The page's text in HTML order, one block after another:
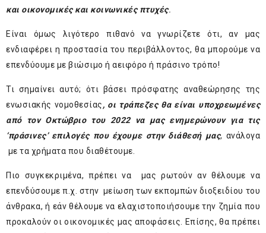
και οικονομικές και κοινωνικές πτυχές.
Είναι όμως λιγότερο πιθανό να γνωρίζετε ότι, αν μας
ενδιαφέρει η προστασία του περιβάλλοντος, θα μπορούμε να
επενδύουμε με βιώσιμο ή αειφόρο ή πράσινο τρόπο!
Τι σημαίνει αυτό; ότι βάσει πρόσφατης αναθεώρησης της
ενωσιακής νομοθεσίας, οι τράπεζες θα είναι υποχρεωμένες
από τον Οκτώβριο του 2022 να μας ενημερώνουν για τις
‘πράσινες’ επιλογές που έχουμε στην διάθεσή μας, ανάλογα
με τα χρήματα που διαθέτουμε.
Πιο συγκεκριμένα, πρέπει να μας ρωτούν αν θέλουμε να
επενδύσουμε π.χ. στην μείωση των εκπομπών διοξειδίου του
άνθρακα, ή εάν θέλουμε να ελαχιστοποιήσουμε την ζημία που
προκαλούν οι οικονομικές μας αποφάσεις. Επίσης, θα πρέπει